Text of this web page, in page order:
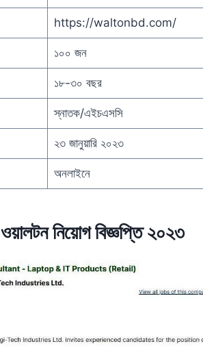
https://waltonbd.com/
১০০ জন
১৮-৩০ বছর
স্নাতক/এইচএসসি
২৩ জানুয়ারি ২০২৩
অনলাইনে
ওয়ালটন নিয়োগ বিজ্ঞপ্তি ২০২৩